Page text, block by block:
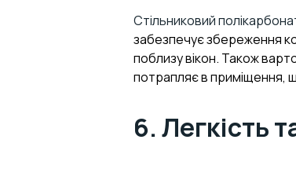
Стільниковий
забезпечує збереження
поблизу вікон. Також
потрапляє в приміщення,
6. Легкість